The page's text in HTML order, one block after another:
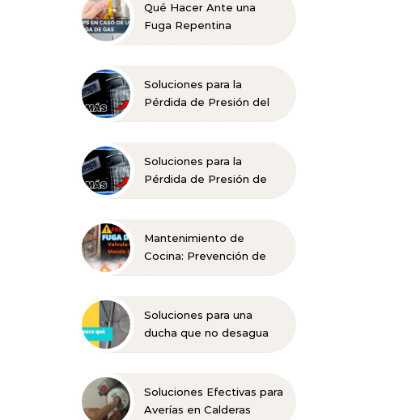
Qué Hacer Ante una
Fuga Repentina
Soluciones para la
Pérdida de Presión del
Soluciones para la
Pérdida de Presión de
Mantenimiento de
Cocina: Prevención de
Soluciones para una
ducha que no desagua
Soluciones Efectivas para
Averías en Calderas